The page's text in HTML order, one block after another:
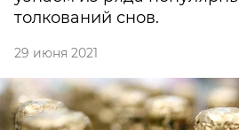
толкований снов.
29 июня 2021